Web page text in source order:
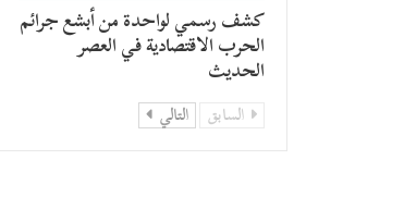
كشف رسمي لواحدة من أبشع جرائم
الحرب الاقتصادية في العصر
الحديث
السابق التالي